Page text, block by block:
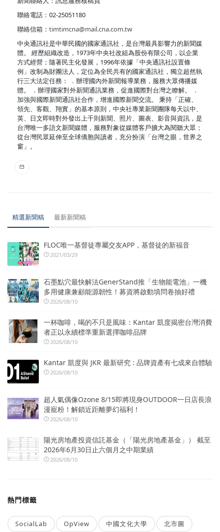
聯絡電話：02-25051180
聯絡信箱： timtimcna@mail.cna.com.tw
中央通訊社是中華民國的國家通訊社，是台灣最具影響力的新聞媒
體。 經歷組織改造，1973年中央社改組為股份有限公司，以企業
方式經營；隨著民主化發展，1996年依據「中央通訊社設置條
例」改制為財團法人，定位為全民共有的國家通訊社，獨立超然執
行三大法定任務： ．辦理國內外新聞報導業務，服務大眾傳播媒
體。 ．辦理國家對外新聞通訊業務，促進國際對台灣之瞭解。 ．
加強與國際新聞通訊社合作，增進國際新聞交流。 秉持「正確、
領先、客觀、翔實」的基本原則，中央社專業新聞團隊每天以中、
英、日文即時對外發出上千則新聞、照片、圖表、影音與資訊，是
台灣唯一多語文新聞媒體，服務對象從媒體客戶擴大為閱聽大眾；
從台灣民眾延伸至全球僑胞與讀者，充分扮演「台灣之眼，世界之
窗」。
精選新聞稿 最新新聞稿
FLOC唯一基督徒專屬交友APP，基督徒的新福音
2021/03/29
石墨點穴最快解法GenerStand推「生物能電池」一機
多用健康兼顧能源韌性！募資將啟動填問卷抽好禮
2026/08/10
一杯咖啡，喝的不只是風味：Kantar 凱度揭密台灣消費
者正以永續標準重新選擇咖啡品牌
2026/08/10
Kantar 凱度與 JKR 最新研究 : 品牌資產有七成來自體驗
2026/08/10
超人氣偶像Ozone 8/15即將現身OUTDOOR一日店長浪
漫寵粉！解鎖近距離夢幻福利！
2026/08/10
陽光房地產投資信託基金（「陽光房地產基金」） 截至
2026年6月30日止六個月之中期業績
2026/08/10
熱門標籤
SocialLab OpView 中國文化大學 北市圖